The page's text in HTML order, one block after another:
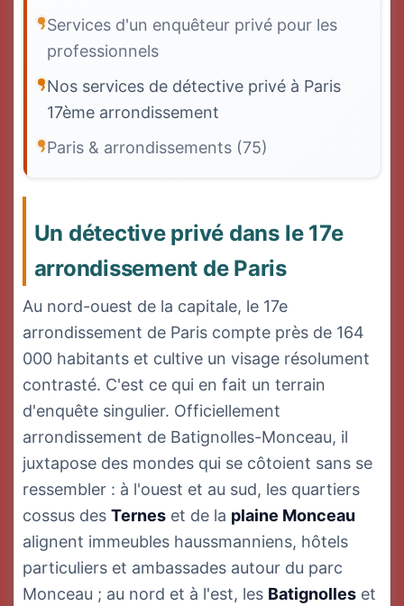
Services d'un enquêteur privé pour les
professionnels
Nos services de détective privé à Paris
17ème arrondissement
Paris & arrondissements (75)
Un détective privé dans le 17e
arrondissement de Paris
Au nord-ouest de la capitale, le 17e
arrondissement de Paris compte près de 164
000 habitants et cultive un visage résolument
contrasté. C'est ce qui en fait un terrain
d'enquête singulier. Officiellement
arrondissement de Batignolles-Monceau, il
juxtapose des mondes qui se côtoient sans se
ressembler : à l'ouest et au sud, les quartiers
cossus des Ternes et de la plaine Monceau
alignent immeubles haussmanniens, hôtels
particuliers et ambassades autour du parc
Monceau ; au nord et à l'est, les Batignolles et